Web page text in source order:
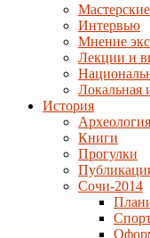
Мастерские
Интервью
Мнение
Лекции и
Локальная
История
Археология
Книги
Прогулки
Сочи-2014